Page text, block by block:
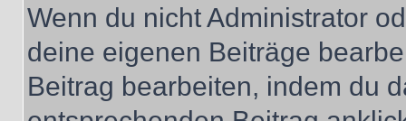
Wenn du nicht Administrator
deine eigenen Beiträge
Beitrag bearbeiten, indem du